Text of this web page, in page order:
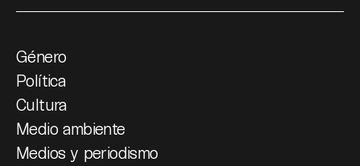
Género
Política
Cultura
Medio ambiente
Medios y periodismo